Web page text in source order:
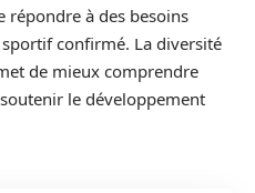
répondre à des besoins
confirmé. La diversité
de mieux comprendre
le développement